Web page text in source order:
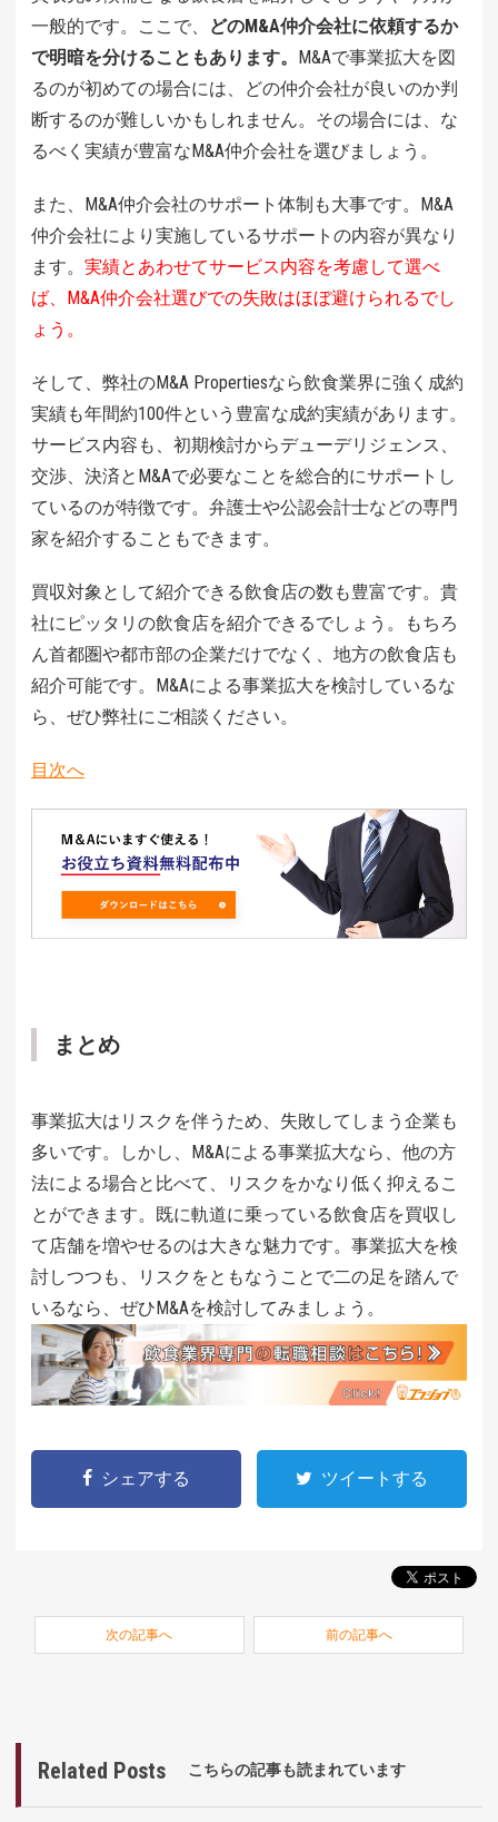
一般的です。ここで、
どのM&A仲介会社に依頼するか
で明暗を分けることもあります。 M&Aで事業拡大を図
るのが初めての場合には、どの仲介会社が良いのか判
断するのが難しいかもしれません。その場合には、な
るべく実績が豊富なM&A仲介会社を選びましょう。
また、M&A仲介会社のサポート体制も大事です。M&A
仲介会社により実施しているサポートの内容が異なり
ます。 実績とあわせてサービス内容を考慮して選べ
ば、M&A仲介会社選びでの失敗はほぼ避けられるでし
ょう。
そして、弊社のM&A Propertiesなら飲食業界に強く成約
実績も年間約100件という豊富な成約実績があります。
サービス内容も、初期検討からデューデリジェンス、
交渉、決済とM&Aで必要なことを総合的にサポートし
ているのが特徴です。弁護士や公認会計士などの専門
家を紹介することもできます。
買収対象として紹介できる飲食店の数も豊富です。貴
社にピッタリの飲食店を紹介できるでしょう。もちろ
ん首都圏や都市部の企業だけでなく、地方の飲食店も
紹介可能です。M&Aによる事業拡大を検討しているな
ら、ぜひ弊社にご相談ください。
目次へ
まとめ
事業拡大はリスクを伴うため、失敗してしまう企業も
多いです。しかし、M&Aによる事業拡大なら、他の方
法による場合と比べて、リスクをかなり低く抑えるこ
とができます。既に軌道に乗っている飲食店を買収し
て店舗を増やせるのは大きな魅力です。事業拡大を検
討しつつも、リスクをともなうことで二の足を踏んで
いるなら、ぜひM&Aを検討してみましょう。
シェアする ツイートする
次の記事へ 前の記事へ
Related Posts こちらの記事も読まれています